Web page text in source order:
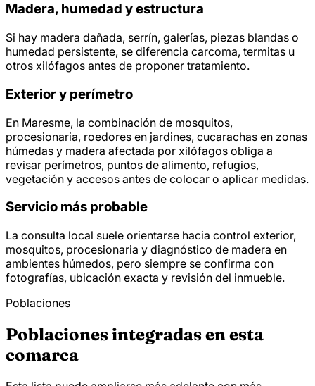
Madera, humedad y estructura
Si hay madera dañada, serrín, galerías, piezas blandas o
humedad persistente, se diferencia carcoma, termitas u
otros xilófagos antes de proponer tratamiento.
Exterior y perímetro
En Maresme, la combinación de mosquitos,
procesionaria, roedores en jardines, cucarachas en zonas
húmedas y madera afectada por xilófagos obliga a
revisar perímetros, puntos de alimento, refugios,
vegetación y accesos antes de colocar o aplicar medidas.
Servicio más probable
La consulta local suele orientarse hacia control exterior,
mosquitos, procesionaria y diagnóstico de madera en
ambientes húmedos, pero siempre se confirma con
fotografías, ubicación exacta y revisión del inmueble.
Poblaciones
Poblaciones integradas en esta
comarca